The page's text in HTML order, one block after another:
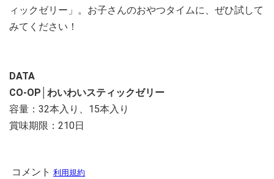
ィックゼリー」。お子さんのおやつタイムに、ぜひ試して
みてください！
DATA
CO-OP│わいわいスティックゼリー
容量：32本入り、15本入り
賞味期限：210日